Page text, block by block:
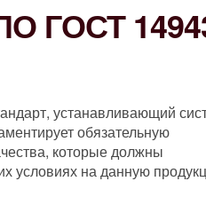
ГОСТ
устанавливающий
обязательную
которые должны
условиях на данную